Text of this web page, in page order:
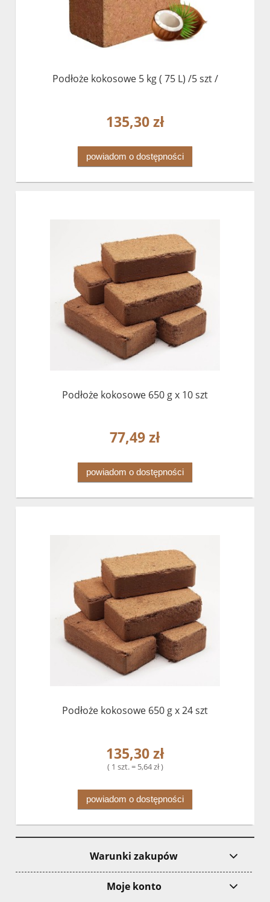
Podłoże kokosowe 5 kg ( 75 L) /5 szt /
135,30 zł
powiadom o dostępności
Podłoże kokosowe 650 g x 10 szt
77,49 zł
powiadom o dostępności
Podłoże kokosowe 650 g x 24 szt
135,30 zł
( 1 szt. = 5,64 zł )
powiadom o dostępności
Warunki zakupów
Moje konto